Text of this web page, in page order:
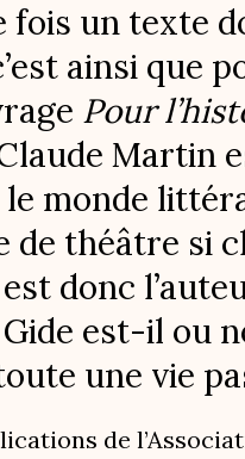
un texte
ainsi que
Pour
Martin
le monde
de théâtre si
donc
Gide est-il ou
une vie
de